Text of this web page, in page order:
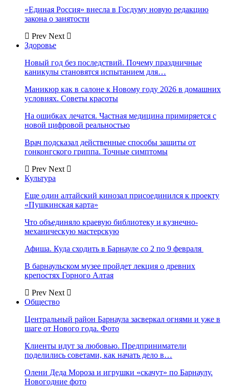
«Единая Россия» внесла в Госдуму новую редакцию
закона о занятости
Prev Next
Здоровье
Новый год без последствий. Почему праздничные
каникулы становятся испытанием для…
Маникюр как в салоне к Новому году 2026 в домашних
условиях. Советы красоты
На ошибках лечатся. Частная медицина примиряется с
новой цифровой реальностью
Врач подсказал действенные способы защиты от
гонконгского гриппа. Точные симптомы
Prev Next
Культура
Еще один алтайский кинозал присоединился к проекту
«Пушкинская карта»
Что объединяло краевую библиотеку и кузнечно-
механическую мастерскую
Афиша. Куда сходить в Барнауле со 2 по 9 февраля
В барнаульском музее пройдет лекция о древних
крепостях Горного Алтая
Prev Next
Общество
Центральный район Барнаула засверкал огнями и уже в
шаге от Нового года. Фото
Клиенты идут за любовью. Предприниматели
поделились советами, как начать дело в…
Олени Деда Мороза и игрушки «скачут» по Барнаулу.
Новогодние фото